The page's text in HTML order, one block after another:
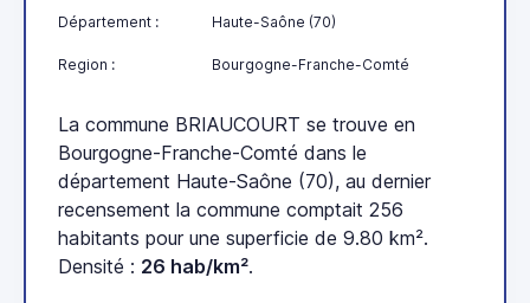
Département : Haute-Saône (70)
Region : Bourgogne-Franche-Comté
La commune BRIAUCOURT se trouve en
Bourgogne-Franche-Comté dans le
département Haute-Saône (70), au dernier
recensement la commune comptait 256
habitants pour une superficie de 9.80 km².
Densité : 26 hab/km².